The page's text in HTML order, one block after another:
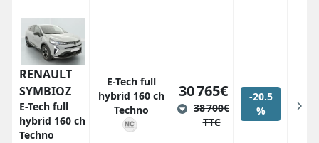
RENAULT
SYMBIOZ
E-Tech full
hybrid 160 ch
Techno
E-Tech full
hybrid 160 ch
Techno
30 765€
38 700€
TTC
-20.5
%